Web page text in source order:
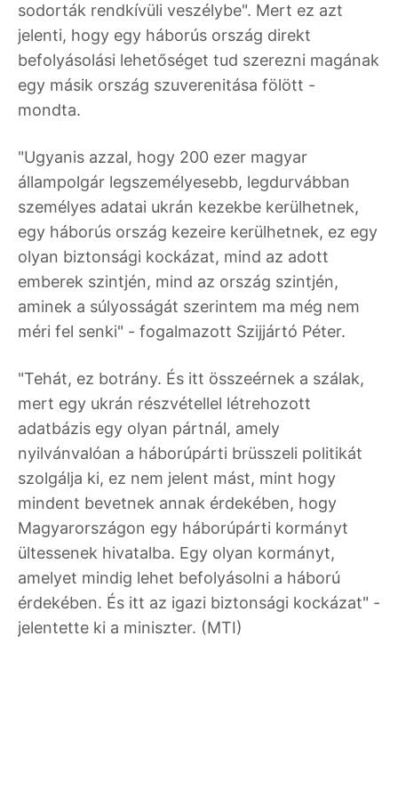
sodorták rendkívüli veszélybe". Mert ez azt
jelenti, hogy egy háborús ország direkt
befolyásolási lehetőséget tud szerezni magának
egy másik ország szuverenitása fölött -
mondta.
"Ugyanis azzal, hogy 200 ezer magyar
állampolgár legszemélyesebb, legdurvábban
személyes adatai ukrán kezekbe kerülhetnek,
egy háborús ország kezeire kerülhetnek, ez egy
olyan biztonsági kockázat, mind az adott
emberek szintjén, mind az ország szintjén,
aminek a súlyosságát szerintem ma még nem
méri fel senki" - fogalmazott Szijjártó Péter.
"Tehát, ez botrány. És itt összeérnek a szálak,
mert egy ukrán részvétellel létrehozott
adatbázis egy olyan pártnál, amely
nyilvánvalóan a háborúpárti brüsszeli politikát
szolgálja ki, ez nem jelent mást, mint hogy
mindent bevetnek annak érdekében, hogy
Magyarországon egy háborúpárti kormányt
ültessenek hivatalba. Egy olyan kormányt,
amelyet mindig lehet befolyásolni a háború
érdekében. És itt az igazi biztonsági kockázat" -
jelentette ki a miniszter. (MTI)